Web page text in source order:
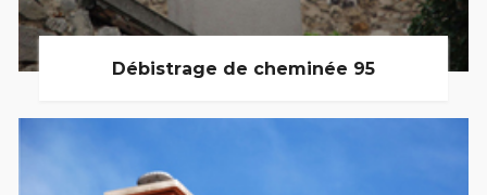
Débistrage de cheminée 95